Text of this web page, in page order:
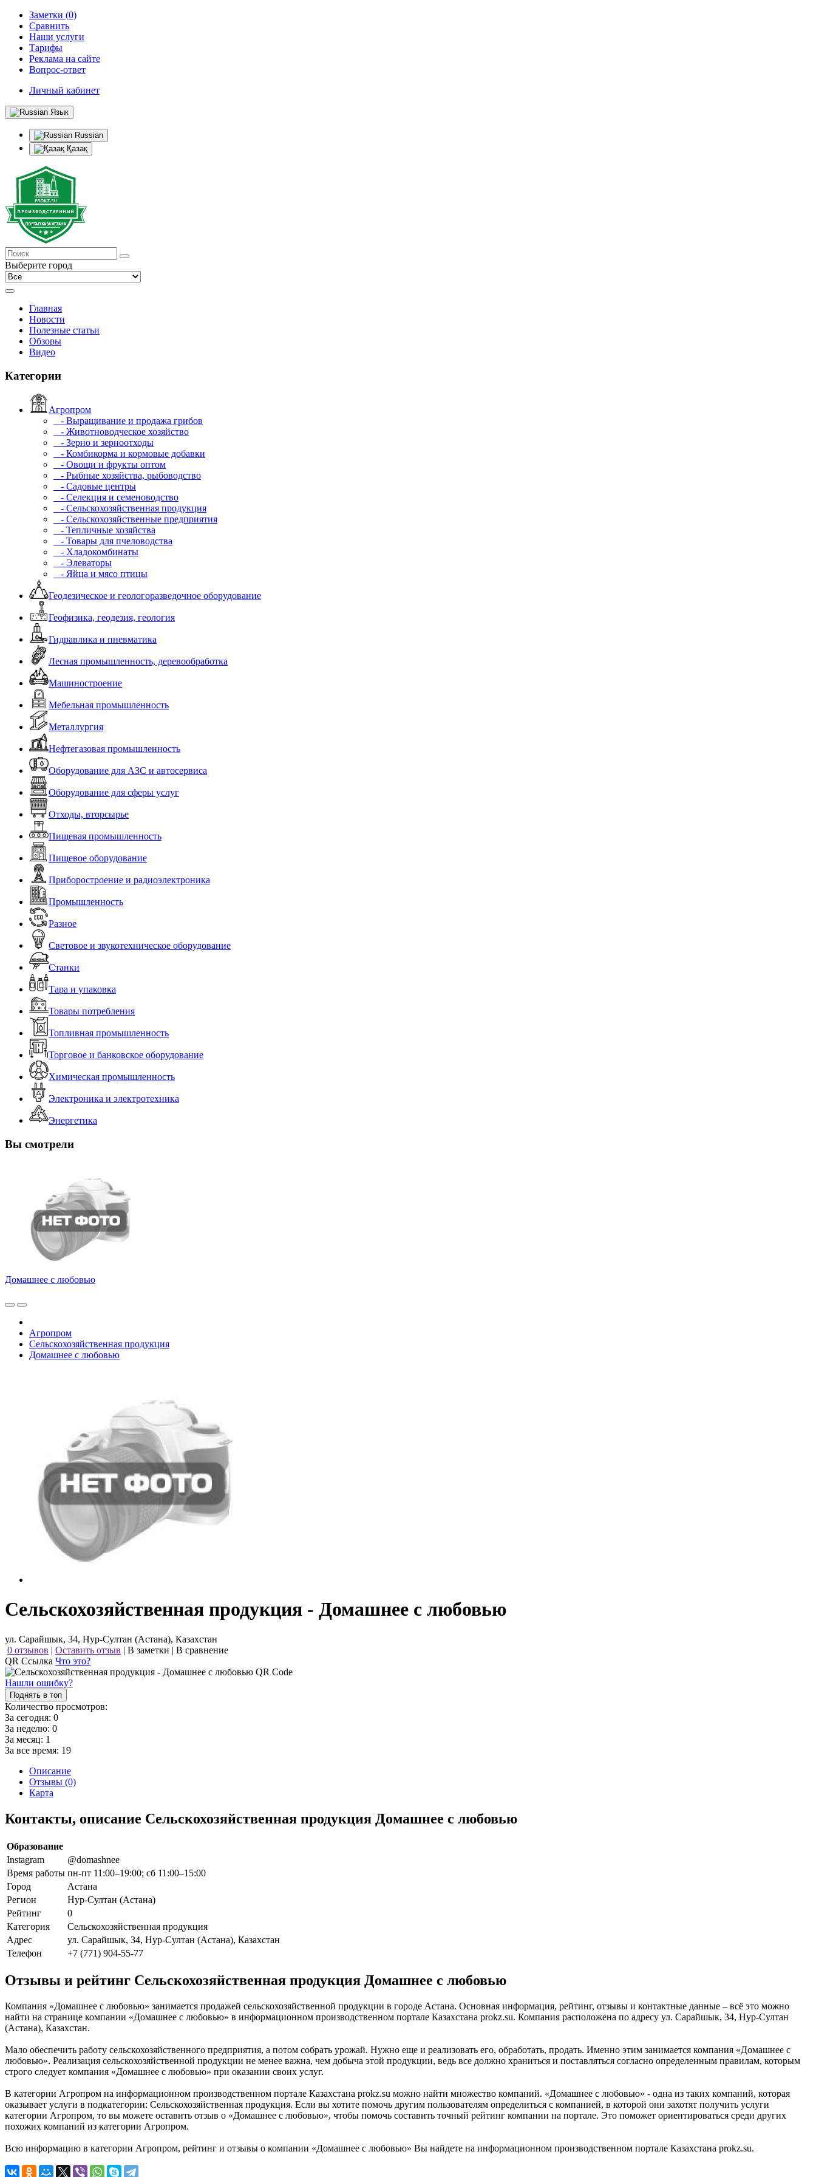
Заметки (0)
Сравнить
Наши услуги
Тарифы
Реклама на сайте
Вопрос-ответ
Личный кабинет
Язык
Russian
Қазақ
Выберите город
Главная
Новости
Полезные статьи
Обзоры
Видео
Категории
Агропром
- Выращивание и продажа грибов
- Животноводческое хозяйство
- Зерно и зерноотходы
- Комбикорма и кормовые добавки
- Овощи и фрукты оптом
- Рыбные хозяйства, рыбоводство
- Садовые центры
- Селекция и семеноводство
- Сельскохозяйственная продукция
- Сельскохозяйственные предприятия
- Тепличные хозяйства
- Товары для пчеловодства
- Хладокомбинаты
- Элеваторы
- Яйца и мясо птицы
Геодезическое и геологоразведочное оборудование
Геофизика, геодезия, геология
Гидравлика и пневматика
Лесная промышленность, деревообработка
Машиностроение
Мебельная промышленность
Металлургия
Нефтегазовая промышленность
Оборудование для АЗС и автосервиса
Оборудование для сферы услуг
Отходы, вторсырье
Пищевая промышленность
Пищевое оборудование
Приборостроение и радиоэлектроника
Промышленность
Разное
Световое и звукотехническое оборудование
Станки
Тара и упаковка
Товары потребления
Топливная промышленность
Торговое и банковское оборудование
Химическая промышленность
Электроника и электротехника
Энергетика
Вы смотрели
Домашнее с любовью
Агропром
Сельскохозяйственная продукция
Домашнее с любовью
Сельскохозяйственная продукция - Домашнее с любовью
ул. Сарайшык, 34, Нур-Султан (Астана), Казахстан
0 отзывов | Оставить отзыв | В заметки | В сравнение
QR Ссылка Что это?
Нашли ошибку?
Поднять в топ
Количество просмотров:
За сегодня: 0
За неделю: 0
За месяц: 1
За все время: 19
Описание
Отзывы (0)
Карта
Контакты, описание Сельскохозяйственная продукция Домашнее с любовью
Образование
Instagram
@domashnee
Время работы пн-пт 11:00–19:00; сб 11:00–15:00
Город
Астана
Регион
Нур-Султан (Астана)
Рейтинг
0
Категория
Сельскохозяйственная продукция
Адрес
ул. Сарайшык, 34, Нур-Султан (Астана), Казахстан
Телефон
+7 (771) 904-55-77
Отзывы и рейтинг Сельскохозяйственная продукция Домашнее с любовью
Компания «Домашнее с любовью» занимается продажей сельскохозяйственной продукции в городе Астана. Основная информация, рейтинг, отзывы и контактные данные – всё это можно
найти на странице компании «Домашнее с любовью» в информационном производственном портале Казахстана prokz.su. Компания расположена по адресу ул. Сарайшык, 34, Нур-Султан
(Астана), Казахстан.
Мало обеспечить работу сельскохозяйственного предприятия, а потом собрать урожай. Нужно еще и реализовать его, обработать, продать. Именно этим занимается компания «Домашнее с
любовью». Реализация сельскохозяйственной продукции не менее важна, чем добыча этой продукции, ведь все должно храниться и поставляться согласно определенным правилам, которым
строго следует компания «Домашнее с любовью» при оказании своих услуг.
В категории Агропром на информационном производственном портале Казахстана prokz.su можно найти множество компаний. «Домашнее с любовью» - одна из таких компаний, которая
оказывает услуги в подкатегории: Сельскохозяйственная продукция. Если вы хотите помочь другим пользователям определиться с компанией, в которой они захотят получить услуги
категории Агропром, то вы можете оставить отзыв о «Домашнее с любовью», чтобы помочь составить точный рейтинг компании на портале. Это поможет ориентироваться среди других
похожих компаний из категории Агропром.
Всю информацию в категории Агропром, рейтинг и отзывы о компании «Домашнее с любовью» Вы найдете на информационном производственном портале Казахстана prokz.su.